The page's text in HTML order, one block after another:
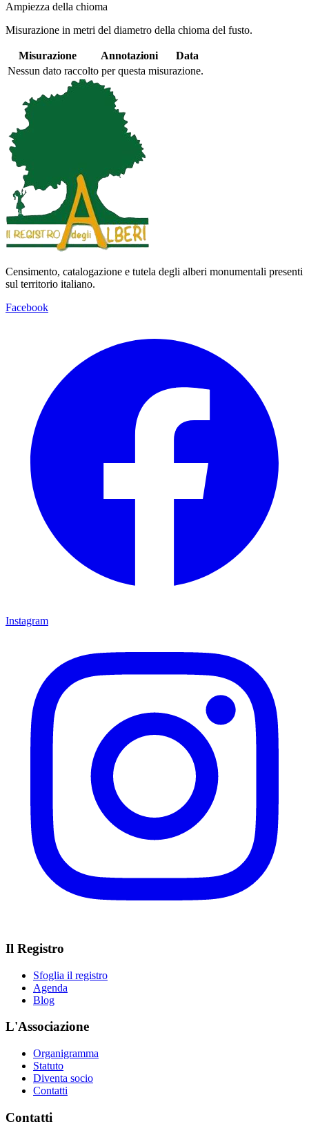
Ampiezza della chioma
Misurazione in metri del diametro della chioma del fusto.
Misurazione Annotazioni
Data
Nessun dato raccolto per questa misurazione.
Censimento, catalogazione e tutela degli alberi monumentali presenti
sul territorio italiano.
Facebook
Instagram
Il Registro
Sfoglia il registro
Agenda
Blog
L'Associazione
Organigramma
Statuto
Diventa socio
Contatti
Contatti